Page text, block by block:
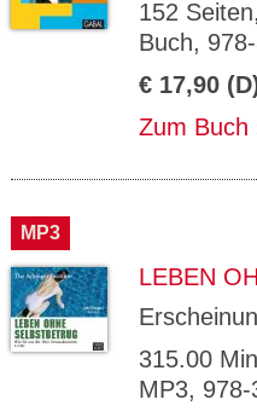
152
Buch,
€ 17,90
Zum Buch
MP3
LEBEN
315.00
MP3,